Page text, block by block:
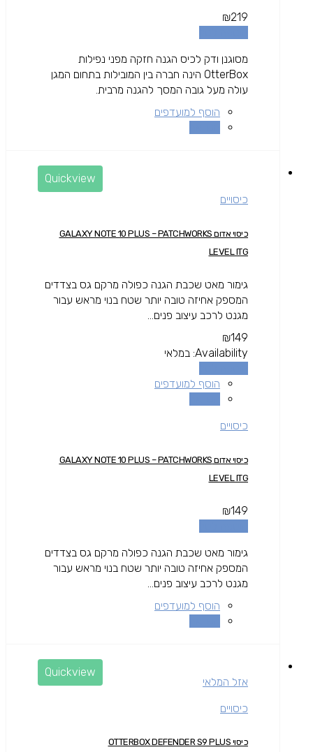
₪219
מסוגנן ודק לכיס הגנה חזקה מפני נפילות
OtterBox הינה חברה בין המובילות בתחום המגן
עולה מעל גובה המסך להגנה מרבית.
הוסף למועדפים
Quickview
כיסויים
כיסוי אדום GALAXY NOTE 10 PLUS – PATCHWORKS
LEVEL ITG
גימור מאט שכבת הגנה כפולה מרקם גס בצדדים
המספק אחיזה טובה יותר שטח בנוי מראש עבור
מגנט לרכב עיצוב פנים...
₪149
Availability: במלאי
הוסף למועדפים
כיסויים
כיסוי אדום GALAXY NOTE 10 PLUS – PATCHWORKS
LEVEL ITG
₪149
גימור מאט שכבת הגנה כפולה מרקם גס בצדדים
המספק אחיזה טובה יותר שטח בנוי מראש עבור
מגנט לרכב עיצוב פנים...
הוסף למועדפים
Quickview
אזל המלאי
כיסויים
כיסוי OTTERBOX DEFENDER S9 PLUS